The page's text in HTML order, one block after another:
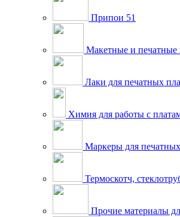
Припои 51
Макетные и печатные
Лаки для печатных
Химия для работы с
Маркеры для
Термоскотч,
Прочие материалы